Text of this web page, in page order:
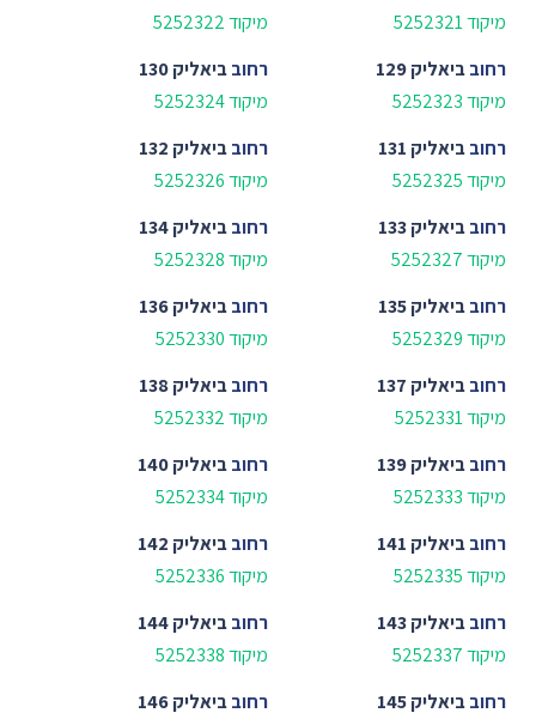
מיקוד 5252321
מיקוד 5252322
רחובביאליק 129
מיקוד 5252323
רחובביאליק 130
מיקוד 5252324
רחובביאליק 131
מיקוד 5252325
רחובביאליק 132
מיקוד 5252326
רחובביאליק 133
מיקוד 5252327
רחובביאליק 134
מיקוד 5252328
רחובביאליק 135
מיקוד 5252329
רחובביאליק 136
מיקוד 5252330
רחובביאליק 137
מיקוד 5252331
רחובביאליק 138
מיקוד 5252332
רחובביאליק 139
מיקוד 5252333
רחובביאליק 140
מיקוד 5252334
רחובביאליק 141
מיקוד 5252335
רחובביאליק 142
מיקוד 5252336
רחובביאליק 143
מיקוד 5252337
רחובביאליק 144
מיקוד 5252338
רחובביאליק 145
רחובביאליק 146